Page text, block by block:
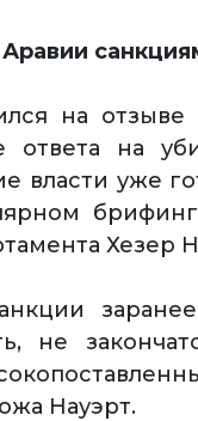
на отзыве
ответа на
власти уже
Хезер
не
Науэрт.